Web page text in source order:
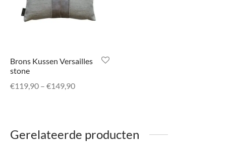
Brons Kussen Versailles
stone
€119,90 – €149,90Prijsklasse:
Gerelateerde producten